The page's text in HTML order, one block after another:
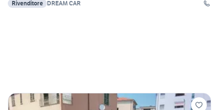
Rivenditore DREAM CAR